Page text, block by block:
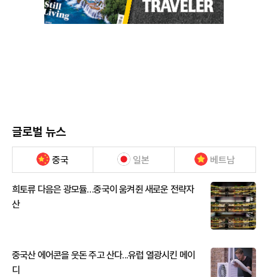
글로벌 뉴스
중국 일본 베트남
희토류 다음은 광모듈…중국이 움켜쥔 새로운 전략자
산
중국산 에어콘을 웃돈 주고 산다...유럽 열광시킨 메이
디